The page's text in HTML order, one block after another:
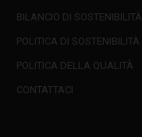
BILANCIO DI SOSTENIBILITÀ
POLITICA DI SOSTENIBILITÀ
POLITICA DELLA QUALITÀ
CONTATTACI